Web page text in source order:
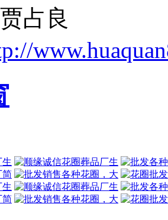
占良